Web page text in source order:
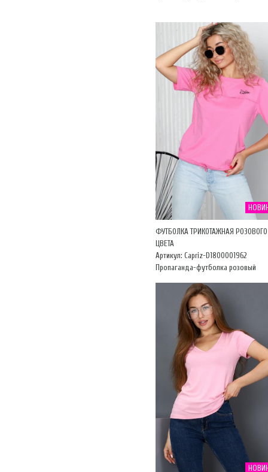
ФУТБОЛКА ТРИКОТАЖНАЯ РОЗОВОГО
ЦВЕТА
Артикул: Capriz-D1800001962
Пропаганда-футболка розовый